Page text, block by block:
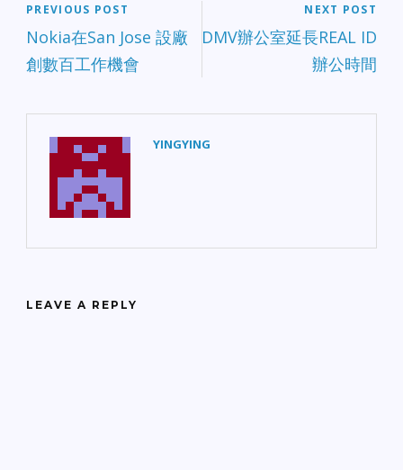
PREVIOUS POST
Nokia在San Jose 設廠
創數百工作機會
NEXT POST
DMV辦公室延長REAL ID
辦公時間
YINGYING
LEAVE A REPLY